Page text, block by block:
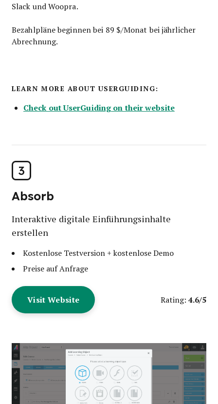
Slack und Woopra.
Bezahlpläne beginnen bei 89 $/Monat bei jährlicher
Abrechnung.
LEARN MORE ABOUT USERGUIDING:
Check out UserGuiding on their website
3
Absorb
Interaktive digitale Einführungsinhalte
erstellen
Kostenlose Testversion + kostenlose Demo
Preise auf Anfrage
Visit Website Rating: 4.6/5